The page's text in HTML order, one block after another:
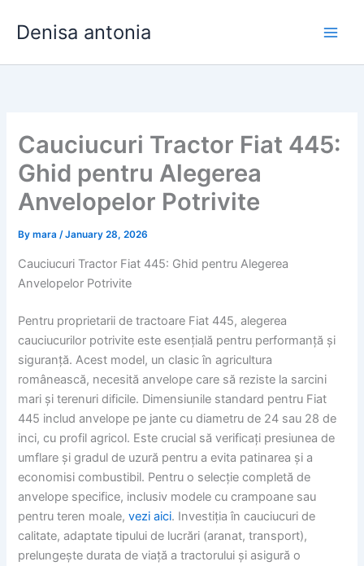
Denisa antonia
Cauciucuri Tractor Fiat 445:
Ghid pentru Alegerea
Anvelopelor Potrivite
Bymara/January 28, 2026
Cauciucuri Tractor Fiat 445: Ghid pentru Alegerea
Anvelopelor Potrivite
Pentru proprietarii de tractoare Fiat 445, alegerea
cauciucurilor potrivite este esențială pentru performanță și
siguranță. Acest model, un clasic în agricultura
românească, necesită anvelope care să reziste la sarcini
mari și terenuri dificile. Dimensiunile standard pentru Fiat
445 includ anvelope pe jante cu diametru de 24 sau 28 de
inci, cu profil agricol. Este crucial să verificați presiunea de
umflare și gradul de uzură pentru a evita patinarea și a
economisi combustibil. Pentru o selecție completă de
anvelope specifice, inclusiv modele cu crampoane sau
pentru teren moale,vezi aici. Investiția în cauciucuri de
calitate, adaptate tipului de lucrări (aranat, transport),
prelungește durata de viață a tractorului și asigură o